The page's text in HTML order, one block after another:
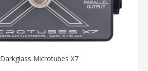
Darkglass Microtubes X7